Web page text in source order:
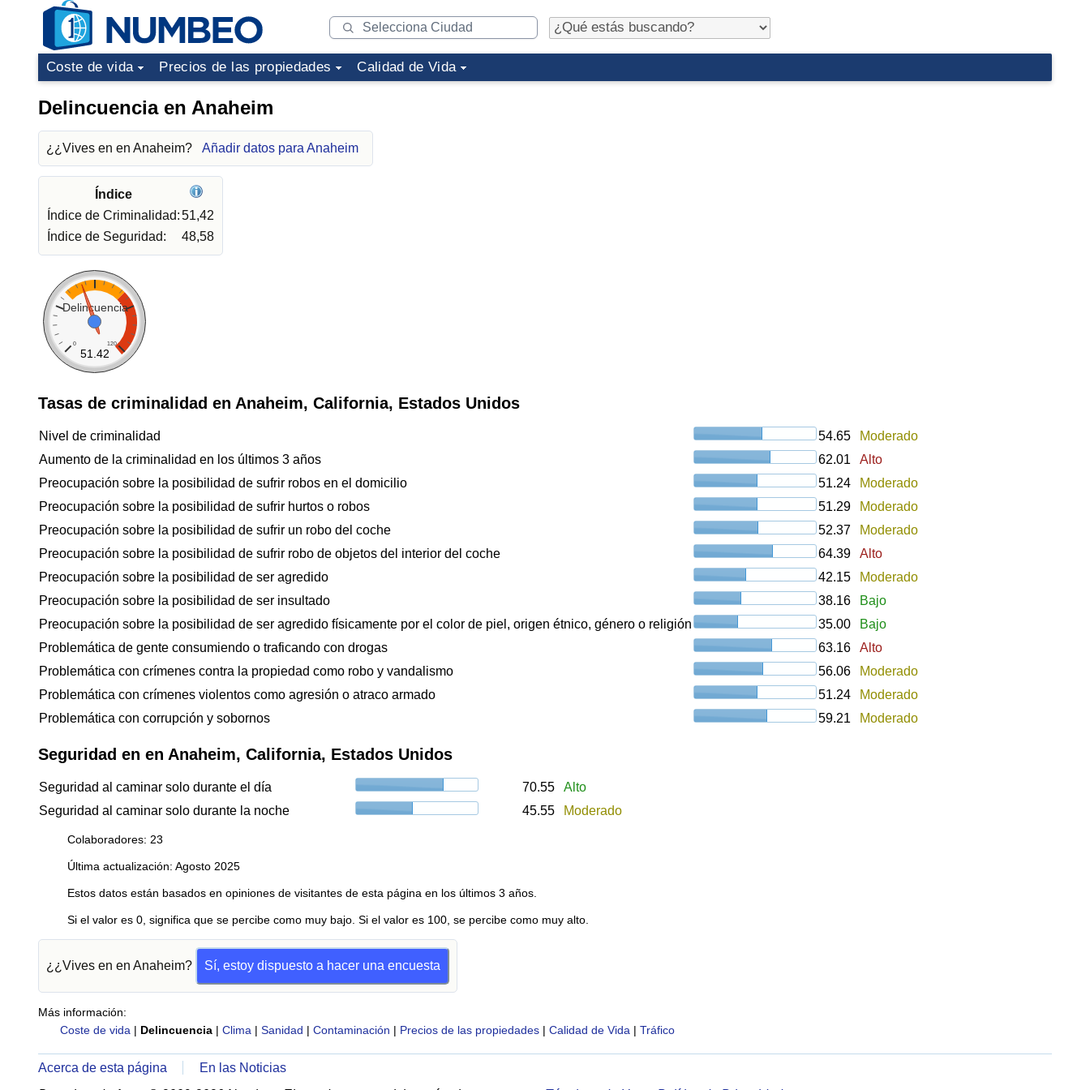
Coste de vida Precios de las propiedades Calidad de Vida
Delincuencia en Anaheim
¿¿Vives en en Anaheim? Añadir datos para Anaheim
Índice
Índice de Criminalidad:51,42
Índice de Seguridad:
48,58
Delincuencia
0 120
51.42
Tasas de criminalidad en Anaheim, California, Estados Unidos
Nivel de criminalidad 54.65
Moderado
Aumento de la criminalidad en los últimos 3 años
62.01
Alto
Preocupación sobre la posibilidad de sufrir robos en el domicilio
51.24
Moderado
Preocupación sobre la posibilidad de sufrir hurtos o robos
51.29
Moderado
Preocupación sobre la posibilidad de sufrir un robo del coche
52.37
Moderado
Preocupación sobre la posibilidad de sufrir robo de objetos del interior del coche
64.39
Alto
Preocupación sobre la posibilidad de ser agredido
42.15
Moderado
Preocupación sobre la posibilidad de ser insultado
38.16
Bajo
Preocupación sobre la posibilidad de ser agredido físicamente por el color de piel, origen étnico, género o religión
35.00
Bajo
Problemática de gente consumiendo o traficando con drogas
63.16
Alto
Problemática con crímenes contra la propiedad como robo y vandalismo
56.06
Moderado
Problemática con crímenes violentos como agresión o atraco armado
51.24
Moderado
Problemática con corrupción y sobornos
59.21 Moderado
Seguridad en en Anaheim, California, Estados Unidos
Seguridad al caminar solo durante el día 70.55
Alto
Seguridad al caminar solo durante la noche
45.55 Moderado
Colaboradores: 23
Última actualización: Agosto 2025
Estos datos están basados en opiniones de visitantes de esta página en los últimos 3 años.
Si el valor es 0, significa que se percibe como muy bajo. Si el valor es 100, se percibe como muy alto.
¿¿Vives en en Anaheim? Sí, estoy dispuesto a hacer una encuesta
Más información:
Coste de vida | Delincuencia | Clima | Sanidad | Contaminación | Precios de las propiedades | Calidad de Vida | Tráfico
Acerca de esta página
En las Noticias